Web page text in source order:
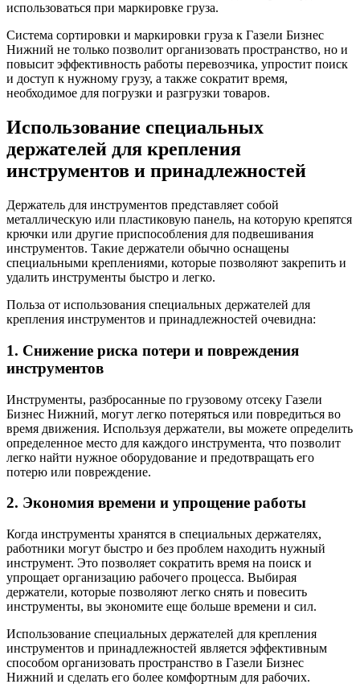
использоваться при маркировке груза.
Система сортировки и маркировки груза к Газели Бизнес
Нижний не только позволит организовать пространство, но и
повысит эффективность работы перевозчика, упростит поиск
и доступ к нужному грузу, а также сократит время,
необходимое для погрузки и разгрузки товаров.
Использование специальных
держателей для крепления
инструментов и принадлежностей
Держатель для инструментов представляет собой
металлическую или пластиковую панель, на которую крепятся
крючки или другие приспособления для подвешивания
инструментов. Такие держатели обычно оснащены
специальными креплениями, которые позволяют закрепить и
удалить инструменты быстро и легко.
Польза от использования специальных держателей для
крепления инструментов и принадлежностей очевидна:
1. Снижение риска потери и повреждения
инструментов
Инструменты, разбросанные по грузовому отсеку Газели
Бизнес Нижний, могут легко потеряться или повредиться во
время движения. Используя держатели, вы можете определить
определенное место для каждого инструмента, что позволит
легко найти нужное оборудование и предотвращать его
потерю или повреждение.
2. Экономия времени и упрощение работы
Когда инструменты хранятся в специальных держателях,
работники могут быстро и без проблем находить нужный
инструмент. Это позволяет сократить время на поиск и
упрощает организацию рабочего процесса. Выбирая
держатели, которые позволяют легко снять и повесить
инструменты, вы экономите еще больше времени и сил.
Использование специальных держателей для крепления
инструментов и принадлежностей является эффективным
способом организовать пространство в Газели Бизнес
Нижний и сделать его более комфортным для рабочих.